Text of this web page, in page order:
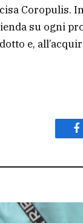
Coropulis.
su ogni
e,